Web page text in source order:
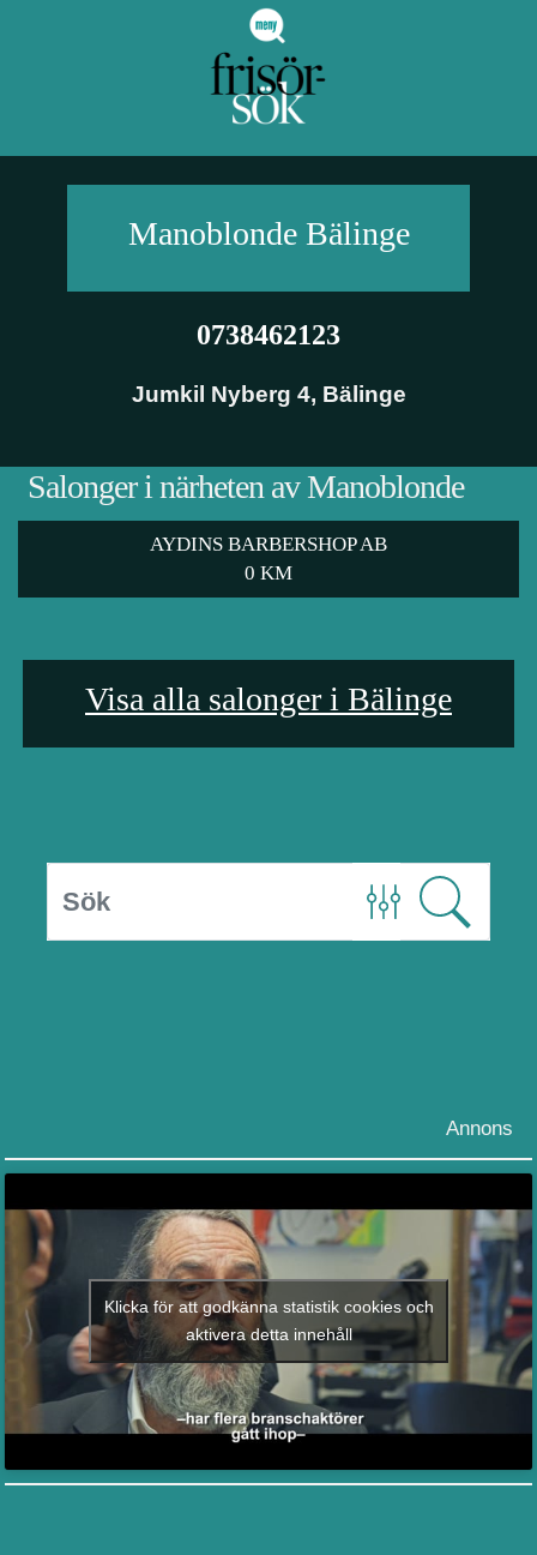
ManoblondeBälinge
0738462123
Jumkil Nyberg 4, Bälinge
Salonger i närheten av Manoblonde
AYDINS BARBERSHOP AB
0 KM
Visa alla salonger i Bälinge
Annons
Klicka för att godkänna statistik cookies och
aktivera detta innehåll